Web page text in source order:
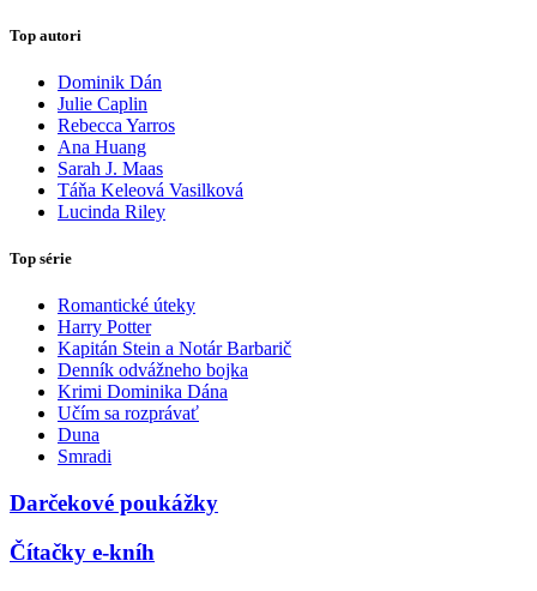
Top autori
Dominik Dán
Julie Caplin
Rebecca Yarros
Ana Huang
Sarah J. Maas
Táňa Keleová Vasilková
Lucinda Riley
Top série
Romantické úteky
Harry Potter
Kapitán Stein a Notár Barbarič
Denník odvážneho bojka
Krimi Dominika Dána
Učím sa rozprávať
Duna
Smradi
Darčekové poukážky
Čítačky e-kníh